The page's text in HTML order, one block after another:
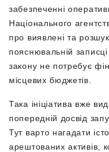
забезпеченні
Національного
про виявлені та
пояснювальній
закону не потребує
місцевих бюджетів.
Така ініціатива вже
попередній досвід
Тут варто нагадати
арештованих активів,